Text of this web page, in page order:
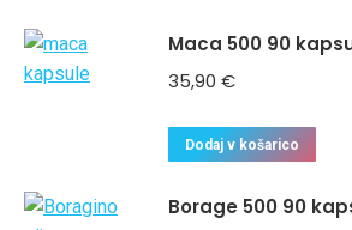
Maca 500 90
35,90 €
Dodaj v košarico
Borage 500 90